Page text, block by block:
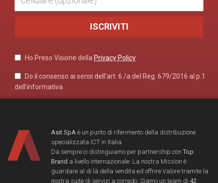
Ho Preso Visione della Privacy Policy
Do il consenso ai sensi dell’art. 6 /a del Reg. 679/2016 al p.1
dell’informativa
Asit SpA è un punto di riferimento della distribuzione
specializzata ICT in Italia.
Da sempre ci distinguiamo per partnership con Top
Brand a livello internazionale. La nostra Mission è
guardare al di là della vendita ed offrire Valore tramite la
nostra suite di servizi a corredo. Siamo un team di 42